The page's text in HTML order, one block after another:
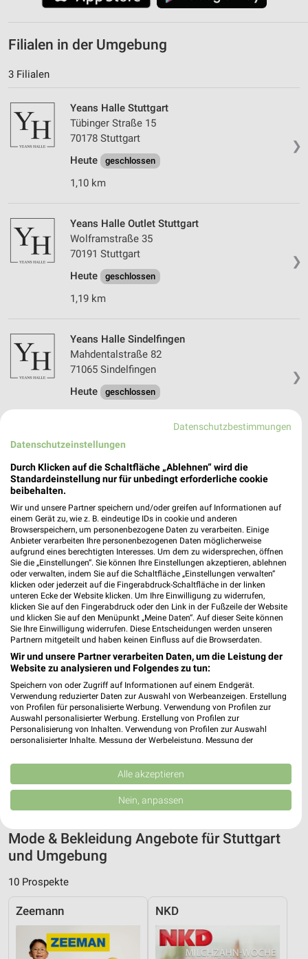
Filialen in der Umgebung
3 Filialen
❯
Yeans Halle Stuttgart
Tübinger Straße 15
70178 Stuttgart
Heute
geschlossen
1,10 km
❯
Yeans Halle Outlet Stuttgart
Wolframstraße 35
70191 Stuttgart
Heute
geschlossen
1,19 km
❯
Yeans Halle Sindelfingen
Mahdentalstraße 82
71065 Sindelfingen
Heute
geschlossen
Adresse, Öffnungszeiten und Entfernung für
die Yeans Halle Filiale in Stuttgart
Adresse, Öffnungszeiten und Entfernung alles rund um die
Yeans Halle Filiale in Stuttgart. Den schnellsten Weg zu Deiner
Wenn Du auf der Suche nach aktuellen Schnäppchen von Yeans
Halle bist, dann schau doch mal in die aktuellen Prospekte und
Angebote. Da ist sicher etwas passendes für Dich dabei.
Mode & Bekleidung Angebote für Stuttgart
und Umgebung
10 Prospekte
Zeemann NKD
Datenschutzbestimmungen
Datenschutzeinstellungen
Durch Klicken auf die Schaltfläche „Ablehnen“ wird die
Standardeinstellung nur für unbedingt erforderliche cookie
beibehalten.
Wir und unsere Partner speichern und/oder greifen auf Informationen auf
einem Gerät zu, wie z. B. eindeutige IDs in cookie und anderen
Browserspeichern, um personenbezogene Daten zu verarbeiten. Einige
Anbieter verarbeiten Ihre personenbezogenen Daten möglicherweise
aufgrund eines berechtigten Interesses. Um dem zu widersprechen, öffnen
Sie die „Einstellungen“. Sie können Ihre Einstellungen akzeptieren, ablehnen
oder verwalten, indem Sie auf die Schaltfläche „Einstellungen verwalten“
klicken oder jederzeit auf die Fingerabdruck-Schaltfläche in der linken
unteren Ecke der Website klicken. Um Ihre Einwilligung zu widerrufen,
klicken Sie auf den Fingerabdruck oder den Link in der Fußzeile der Website
und klicken Sie auf den Menüpunkt „Meine Daten“. Auf dieser Seite können
Sie Ihre Einwilligung widerrufen. Diese Entscheidungen werden unseren
Partnern mitgeteilt und haben keinen Einfluss auf die Browserdaten.
Wir und unsere Partner verarbeiten Daten, um die Leistung der
Website zu analysieren und Folgendes zu tun:
Speichern von oder Zugriff auf Informationen auf einem Endgerät.
Verwendung reduzierter Daten zur Auswahl von Werbeanzeigen. Erstellung
von Profilen für personalisierte Werbung. Verwendung von Profilen zur
Auswahl personalisierter Werbung. Erstellung von Profilen zur
Personalisierung von Inhalten. Verwendung von Profilen zur Auswahl
personalisierter Inhalte. Messung der Werbeleistung. Messung der
Kombinationen von Daten aus verschiedenen Quellen. Entwicklung und
Verbesserung der Angebote. Verwendung reduzierter Daten zur Auswahl
von Inhalten.
Daten können außerhalb der Europäischen Union weitergegeben und in die
Website/App.
Partnerliste anzeigen (1 IAB-Anbieter)
IAB-Verarbeitungszwecke:
Speichern von oder Zugriff auf Informationen
auf einem Endgerät
Verwendung reduzierter Daten zur Auswahl von
Alle akzeptieren
Nein, anpassen